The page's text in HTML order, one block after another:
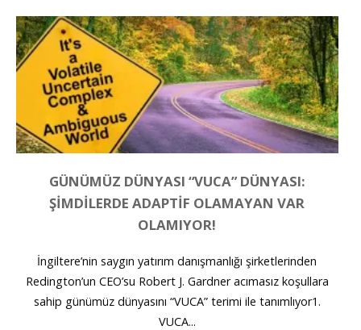
GÜNÜMÜZ DÜNYASI “VUCA” DÜNYASI:
ŞIMDILERDE ADAPTIF OLAMAYAN VAR
OLAMIYOR!
İngiltere’nin saygın yatırım danışmanlığı şirketlerinden
Redington’un CEO’su Robert J. Gardner acımasız koşullara
sahip günümüz dünyasını “VUCA” terimi ile tanımlıyor1.
VUCA...